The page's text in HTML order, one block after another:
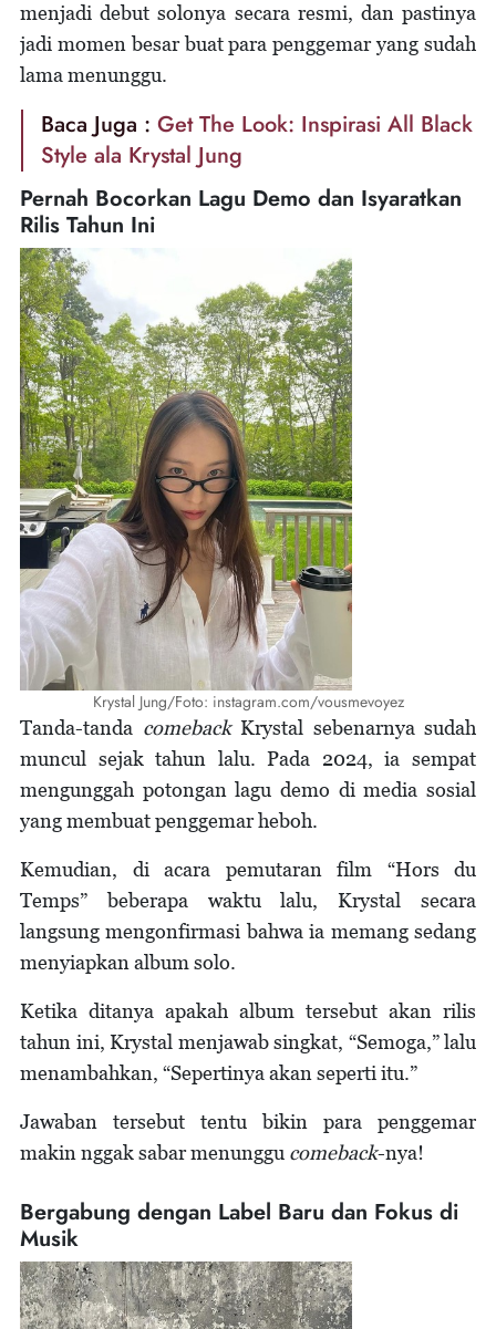
menjadi debut solonya secara resmi, dan pastinya
jadi momen besar buat para penggemar yang sudah
lama menunggu.
Baca Juga : Get The Look: Inspirasi All Black
Style ala Krystal Jung
Pernah Bocorkan Lagu Demo dan Isyaratkan
Rilis Tahun Ini
Krystal Jung/Foto: instagram.com/vousmevoyez
Tanda-tanda comebackKrystal sebenarnya sudah
muncul sejak tahun lalu. Pada 2024, ia sempat
mengunggah potongan lagu demo di media sosial
yang membuat penggemar heboh.
Kemudian, di acara pemutaran film “Hors du
Temps” beberapa waktu lalu, Krystal secara
langsung mengonfirmasi bahwa ia memang sedang
menyiapkan album solo.
Ketika ditanya apakah album tersebut akan rilis
tahun ini, Krystal menjawab singkat, “Semoga,” lalu
menambahkan, “Sepertinya akan seperti itu.”
Jawaban tersebut tentu bikin para penggemar
makin nggak sabar menunggu comeback-nya!
Bergabung dengan Label Baru dan Fokus di
Musik